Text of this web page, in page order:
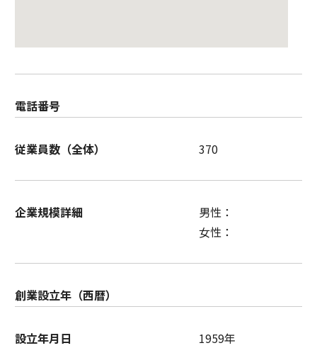
電話番号
従業員数（全体） 370
企業規模詳細
男性：
女性：
創業設立年（西暦）
設立年月日 1959年